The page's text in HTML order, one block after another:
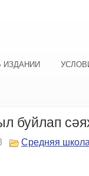
ИЗДАНИИ
буйлап
Средняя